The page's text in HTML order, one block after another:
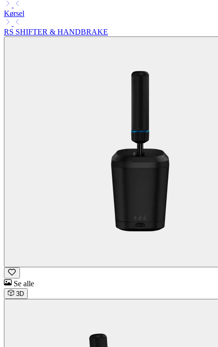
Kørsel
RS SHIFTER & HANDBRAKE
Se alle
3D